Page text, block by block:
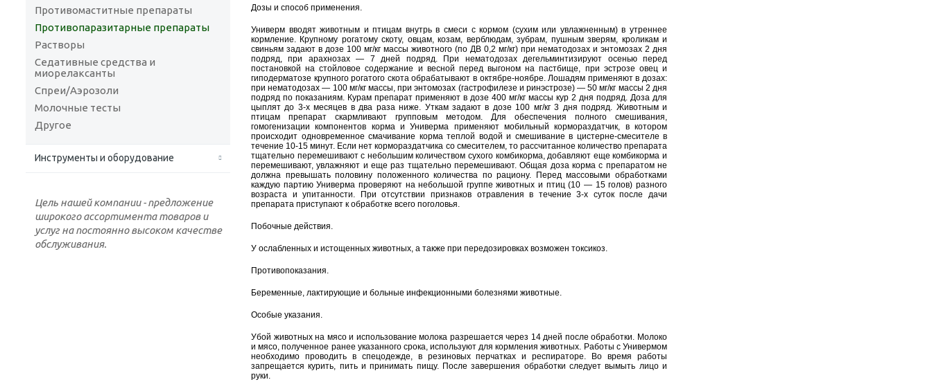
Противомаститные препараты
Противопаразитарные препараты
Растворы
Седативные средства и
миорелаксанты
Спреи/Аэрозоли
Молочные тесты
Другое
Инструменты и оборудование
Цель нашей компании - предложение
широкого ассортимента товаров и
услуг на постоянно высоком качестве
обслуживания.
Дозы и способ применения.
Универм вводят животным и птицам внутрь в смеси с кормом (сухим или увлажненным) в утреннее
кормление. Крупному рогатому скоту, овцам, козам, верблюдам, зубрам, пушным зверям, кроликам и
свиньям задают в дозе 100 мг/кг массы животного (по ДВ 0,2 мг/кг) при нематодозах и энтомозах 2 дня
подряд, при арахнозах — 7 дней подряд. При нематодозах дегельминтизируют осенью перед
постановкой на стойловое содержание и весной перед выгоном на пастбище, при эстрозе овец и
гиподерматозе крупного рогатого скота обрабатывают в октябре-ноябре. Лошадям применяют в дозах:
при нематодозах — 100 мг/кг массы, при энтомозах (гастрофилезе и ринэстрозе) — 50 мг/кг массы 2 дня
подряд по показаниям. Курам препарат применяют в дозе 400 мг/кг массы кур 2 дня подряд. Доза для
цыплят до 3-х месяцев в два раза ниже. Уткам задают в дозе 100 мг/кг 3 дня подряд. Животным и
птицам препарат скармливают групповым методом. Для обеспечения полного смешивания,
гомогенизации компонентов корма и Универма применяют мобильный кормораздатчик, в котором
происходит одновременное смачивание корма теплой водой и смешивание в цистерне-смесителе в
течение 10-15 минут. Если нет кормораздатчика со смесителем, то рассчитанное количество препарата
тщательно перемешивают с небольшим количеством сухого комбикорма, добавляют еще комбикорма и
перемешивают, увлажняют и еще раз тщательно перемешивают. Общая доза корма с препаратом не
должна превышать половину положенного количества по рациону. Перед массовыми обработками
каждую партию Универма проверяют на небольшой группе животных и птиц (10 — 15 голов) разного
возраста и упитанности. При отсутствии признаков отравления в течение 3-х суток после дачи
препарата приступают к обработке всего поголовья.
Побочные действия.
У ослабленных и истощенных животных, а также при передозировках возможен токсикоз.
Противопоказания.
Беременные, лактирующие и больные инфекционными болезнями животные.
Особые указания.
Убой животных на мясо и использование молока разрешается через 14 дней после обработки. Молоко
и мясо, полученное ранее указанного срока, используют для кормления животных. Работы с Универмом
необходимо проводить в спецодежде, в резиновых перчатках и респираторе. Во время работы
запрещается курить, пить и принимать пищу. После завершения обработки следует вымыть лицо и
руки.